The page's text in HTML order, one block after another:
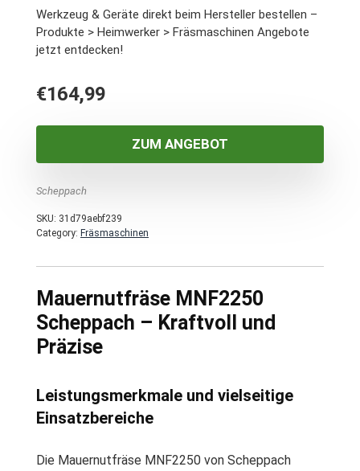
Werkzeug & Geräte direkt beim Hersteller bestellen –
Produkte > Heimwerker > Fräsmaschinen Angebote
jetzt entdecken!
€164,99
ZUM ANGEBOT
Scheppach
SKU: 31d79aebf239
Category: Fräsmaschinen
Mauernutfräse MNF2250
Scheppach – Kraftvoll und
Präzise
Leistungsmerkmale und vielseitige
Einsatzbereiche
Die Mauernutfräse MNF2250 von Scheppach